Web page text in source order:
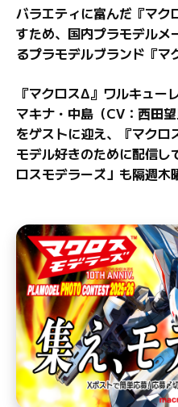
バラエティに富んだ『マク
すため、国内プラモデルメ
るプラモデルブランド『マ
『マクロスΔ』ワルキュー
マキナ・中島（CV：西田
をゲストに迎え、『マクロ
モデル好きのために配信し
ロスモデラーズ」も隔週木